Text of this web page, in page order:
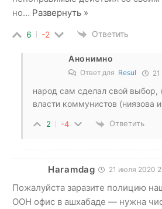
но… Развернуть »
6 -2 Ответить
Анонимно
Ответ для Resul
народ сам сделал свой выбор,
власти коммунистов (ниязова
2 -4 Ответить
Haramdag 21 июля 2020
Пожалуйста заразите полицию
ООН офис в ашхабаде — нужна